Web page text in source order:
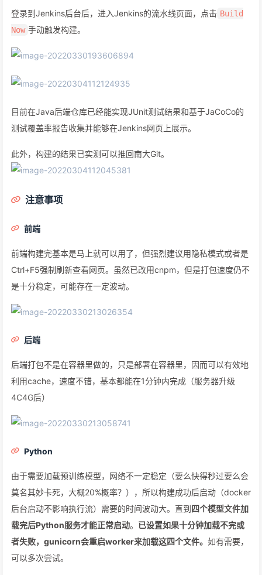
登录到Jenkins后台后，进入Jenkins的流水线页面，点击 Build
Now 手动触发构建。
目前在Java后端仓库已经能实现JUnit测试结果和基于JaCoCo的
测试覆盖率报告收集并能够在Jenkins网页上展示。
此外，构建的结果已实测可以推回南大Git。
注意事项
前端
前端构建完基本是马上就可以用了，但强烈建议用隐私模式或者是
Ctrl+F5强制刷新查看网页。虽然已改用cnpm，但是打包速度仍不
是十分稳定，可能存在一定波动。
后端
后端打包不是在容器里做的，只是部署在容器里，因而可以有效地
利用cache，速度不错，基本都能在1分钟内完成（服务器升级
4C4G后）
Python
由于需要加载预训练模型，网络不一定稳定（要么快得秒过要么会
莫名其妙卡死，大概20%概率？），所以构建成功后启动（docker
后台启动不影响执行流）需要的时间波动大。直到四个模型文件加
载完后Python服务才能正常启动。 已设置如果十分钟加载不完或
者失败，gunicorn会重启worker来加载这四个文件。 如有需要，
可以多次尝试。